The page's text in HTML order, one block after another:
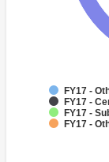
FY17 -
FY17 -
FY17 -
FY17 -